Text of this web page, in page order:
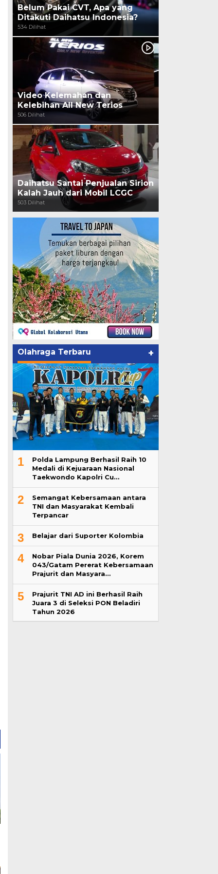
Belum Pakai CVT, Apa yang
Ditakuti Daihatsu Indonesia?
534 Dilihat
Video Kelemahan dan
Kelebihan All New Terios
506 Dilihat
Daihatsu Santai Penjualan Sirion
Kalah Jauh dari Mobil LCGC
503 Dilihat
Olahraga Terbaru +
1
Polda Lampung Berhasil Raih 10
Medali di Kejuaraan Nasional
Taekwondo Kapolri Cu…
2
Semangat Kebersamaan antara
TNI dan Masyarakat Kembali
Terpancar
3 Belajar dari Suporter Kolombia
4
Nobar Piala Dunia 2026, Korem
043/Gatam Pererat Kebersamaan
Prajurit dan Masyara…
5
Prajurit TNI AD ini Berhasil Raih
Juara 3 di Seleksi PON Beladiri
Tahun 2026